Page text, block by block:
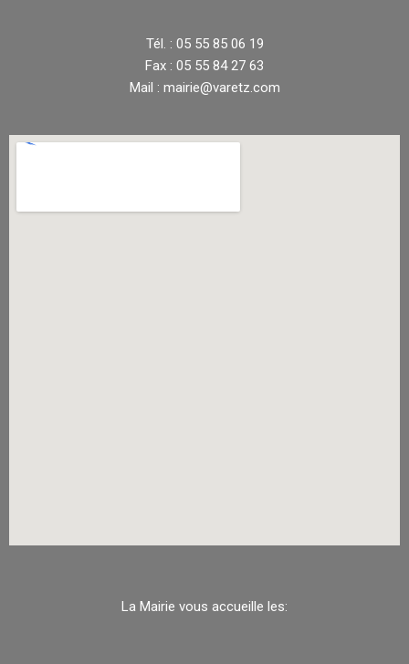
Tél. : 05 55 85 06 19
Fax : 05 55 84 27 63
Mail : mairie@varetz.com
La Mairie vous accueille les: